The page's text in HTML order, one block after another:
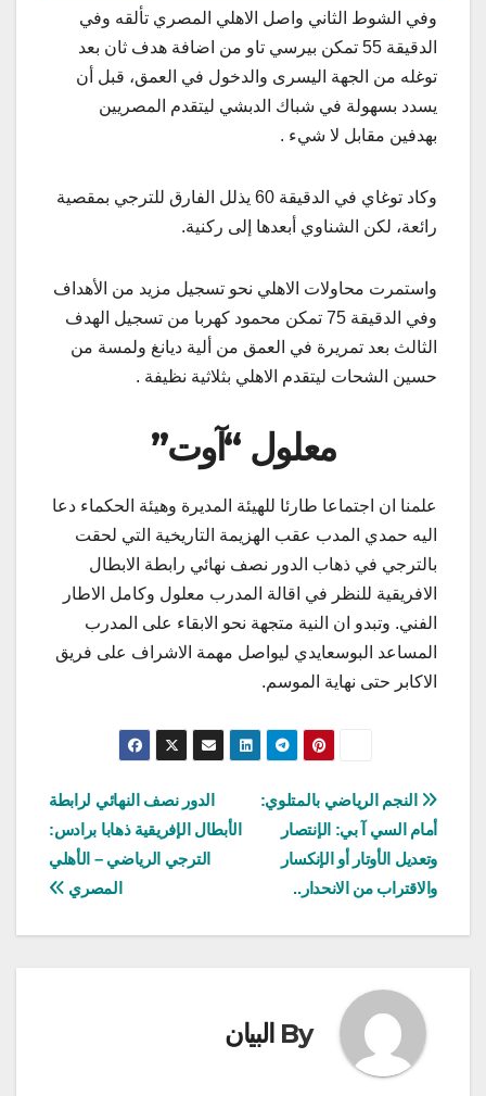
وفي الشوط الثاني واصل الاهلي المصري تألقه وفي
الدقيقة 55 تمكن بيرسي تاو من اضافة هدف ثان بعد
توغله من الجهة اليسرى والدخول في العمق، قبل أن
يسدد بسهولة في شباك الدبشي ليتقدم المصريين
بهدفين مقابل لا شيء .
وكاد توغاي في الدقيقة 60 يذلل الفارق للترجي بمقصية
رائعة، لكن الشناوي أبعدها إلى ركنية.
واستمرت محاولات الاهلي نحو تسجيل مزيد من الأهداف
وفي الدقيقة 75 تمكن محمود كهربا من تسجيل الهدف
الثالث بعد تمريرة في العمق من ألية ديانغ ولمسة من
حسين الشحات ليتقدم الاهلي بثلاثية نظيفة .
معلول “آوت”
علمنا ان اجتماعا طارئا للهيئة المديرة وهيئة الحكماء دعا
اليه حمدي المدب عقب الهزيمة التاريخية التي لحقت
بالترجي في ذهاب الدور نصف نهائي رابطة الابطال
الافريقية للنظر في اقالة المدرب معلول وكامل الاطار
الفني. وتبدو ان النية متجهة نحو الابقاء على المدرب
المساعد البوسعايدي ليواصل مهمة الاشراف على فريق
الاكابر حتى نهاية الموسم.
تصفّح
المقالات
الدور نصف النهائي لرابطة
الأبطال الإفريقية ذهابا برادس:
الترجي الرياضي – الأهلي
المصري
النجم الرياضي بالمتلوي:
أمام السي آ بي: الإنتصار
وتعديل الأوتار أو الإنكسار
والاقتراب من الانحدار..
By البيان